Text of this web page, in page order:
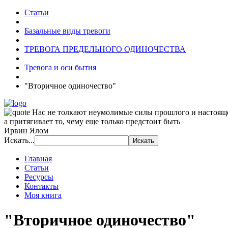
Статьи
Базальные виды тревоги
ТРЕВОГА ПРЕДЕЛЬНОГО ОДИНОЧЕСТВА
Тревога и оси бытия
"Вторичное одиночество"
Нас не толкают неумолимые силы прошлого и
а притягивает то, чему еще только предстоит быть
Ирвин Ялом
Искать...
Главная
Статьи
Ресурсы
Контакты
Моя книга
"Вторичное одиночество"